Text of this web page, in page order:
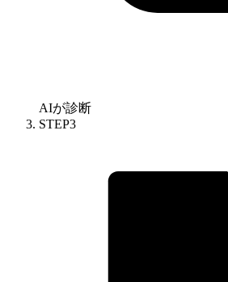
AIが診断
STEP3